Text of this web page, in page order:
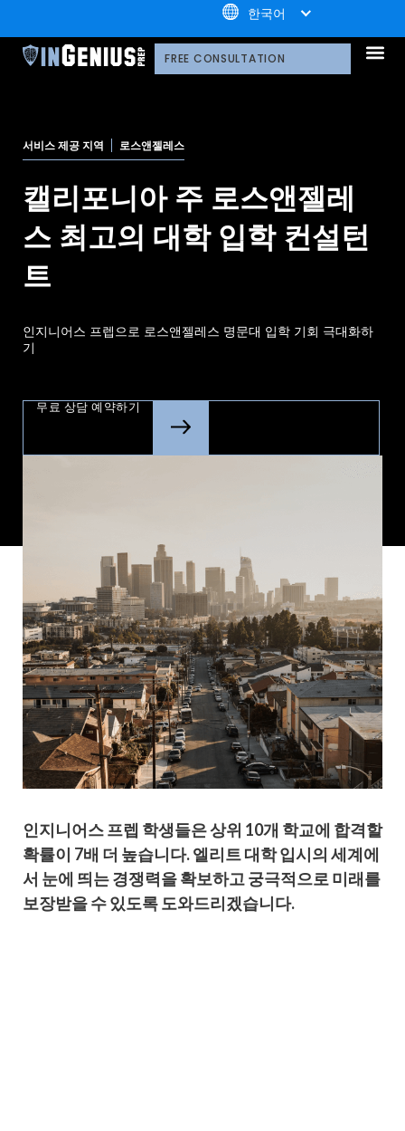
+1.800.722.3105
한국어
FREE CONSULTATION
서비스 제공 지역 로스앤젤레스
캘리포니아 주 로스앤젤레
스 최고의 대학 입학 컨설턴
트
인지니어스 프렙으로 로스앤젤레스 명문대 입학 기회 극대화하
기
무료 상담 예약하기
인지니어스 프렙 학생들은 상위 10개 학교에 합격할
확률이 7배 더 높습니다. 엘리트 대학 입시의 세계에
서 눈에 띄는 경쟁력을 확보하고 궁극적으로 미래를
보장받을 수 있도록 도와드리겠습니다.